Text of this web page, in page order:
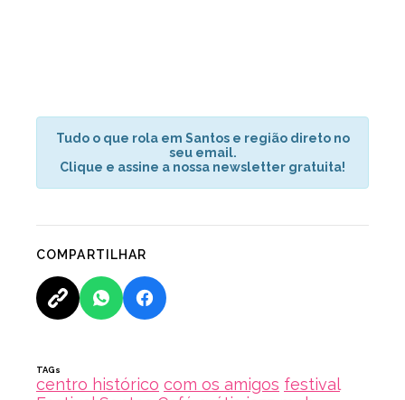
Tudo o que rola em Santos e região direto no
seu email.
Clique e assine a nossa newsletter gratuita!
COMPARTILHAR
TAGs
centro histórico com os amigos festival